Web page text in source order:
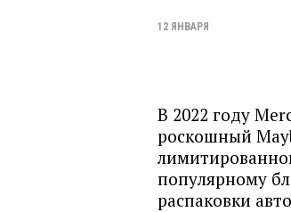
12 ЯНВАРЯ
В 2022 году
роскошный
популярному
распаковки